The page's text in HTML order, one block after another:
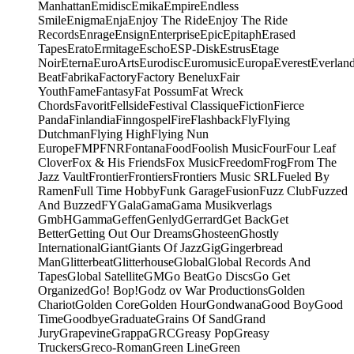
ManhattanEmidiscEmikaEmpireEndless
SmileEnigmaEnjaEnjoy The RideEnjoy The Ride
RecordsEnrageEnsignEnterpriseEpicEpitaphErased
TapesEratoErmitageEschoESP-DiskEstrusEtage
NoirEternaEuroArtsEurodiscEuromusicEuropaEverest
BeatFabrikaFactoryFactory BeneluxFair
YouthFameFantasyFat PossumFat Wreck
ChordsFavoritFellsideFestival ClassiqueFictionFierce
PandaFinlandiaFinngospelFireFlashbackFlyFlying
DutchmanFlying HighFlying Nun
EuropeFMPFNRFontanaFoodFoolish MusicFourFour Leaf
CloverFox & His FriendsFox MusicFreedomFrogFrom The
Jazz VaultFrontierFrontiersFrontiers Music SRLFueled By
RamenFull Time HobbyFunk GarageFusionFuzz ClubFuzzed
And BuzzedFYGalaGamaGama Musikverlags
GmbHGammaGeffenGenlydGerrardGet BackGet
BetterGetting Out Our DreamsGhosteenGhostly
InternationalGiantGiants Of JazzGigGingerbread
ManGlitterbeatGlitterhouseGlobalGlobal Records And
TapesGlobal SatelliteGMGo BeatGo DiscsGo Get
OrganizedGo! Bop!Godz ov War ProductionsGolden
ChariotGolden CoreGolden HourGondwanaGood BoyGood
TimeGoodbyeGraduateGrains Of SandGrand
JuryGrapevineGrappaGRCGreasy PopGreasy
TruckersGreco-RomanGreen LineGreen